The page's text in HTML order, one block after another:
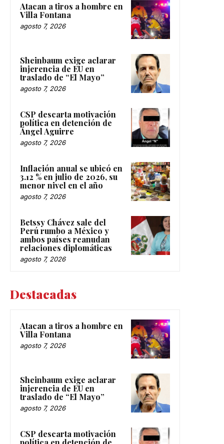
Atacan a tiros a hombre en
Villa Fontana
agosto 7, 2026
Sheinbaum exige aclarar
injerencia de EU en
traslado de “El Mayo”
agosto 7, 2026
CSP descarta motivación
política en detención de
Ángel Aguirre
agosto 7, 2026
Inflación anual se ubicó en
3.12 % en julio de 2026, su
menor nivel en el año
agosto 7, 2026
Betssy Chávez sale del
Perú rumbo a México y
ambos países reanudan
relaciones diplomáticas
agosto 7, 2026
Destacadas
Atacan a tiros a hombre en
Villa Fontana
agosto 7, 2026
Sheinbaum exige aclarar
injerencia de EU en
traslado de “El Mayo”
agosto 7, 2026
CSP descarta motivación